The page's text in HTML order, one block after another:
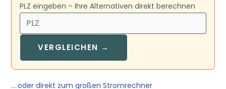
PLZ eingeben – Ihre Alternativen direkt berechnen
VERGLEICHEN →
… oder direkt zum großen Stromrechner